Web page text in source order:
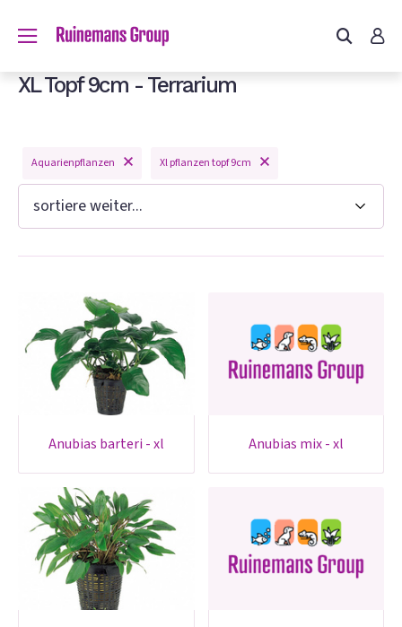
XL Topf 9cm - Terrarium
Aquarienpflanzen Xl pflanzen topf 9cm
anubias barteri - xl anubias mix - xl